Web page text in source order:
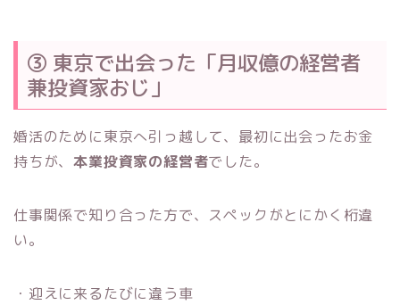
③ 東京で出会った「月収億の経営者
兼投資家おじ」
婚活のために東京へ引っ越して、最初に出会ったお金
持ちが、本業投資家の経営者でした。
仕事関係で知り合った方で、スペックがとにかく桁違
い。
・迎えに来るたびに違う車